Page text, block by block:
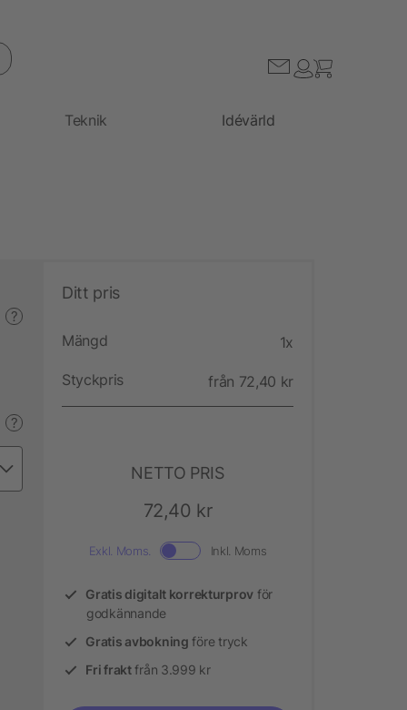
Teknik Idévärld
?
?
Ditt pris
Mängd 1x
Styckpris från 72,40 kr
NETTO PRIS
72,40 kr
Exkl. Moms. Inkl. Moms
Gratis digitalt korrekturprov för
godkännande
Gratis avbokning före tryck
Fri fraktfrån 3.999 kr